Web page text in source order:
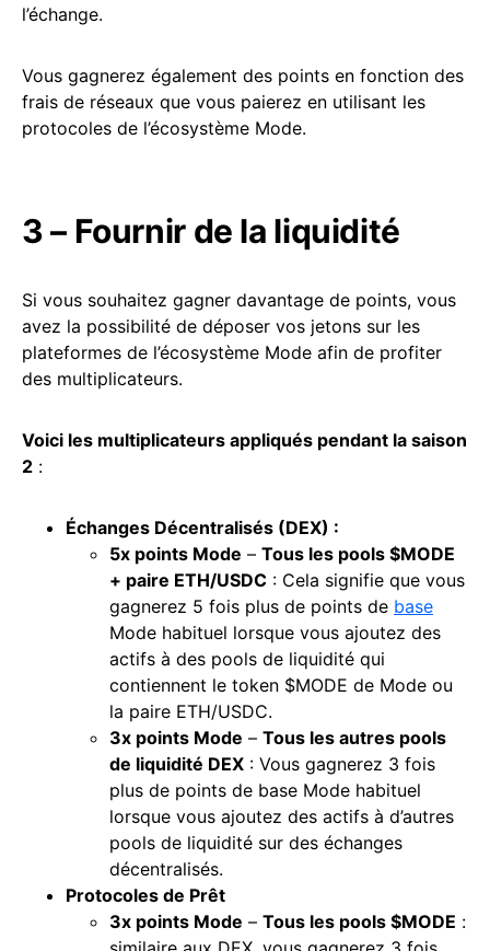
l’échange.
Vous gagnerez également des points en fonction des
frais de réseaux que vous paierez en utilisant les
protocoles de l’écosystème Mode.
3 – Fournir de la liquidité
Si vous souhaitez gagner davantage de points, vous
avez la possibilité de déposer vos jetons sur les
plateformes de l’écosystème Mode afin de profiter
des multiplicateurs.
Voici les multiplicateurs appliqués pendant la saison
2 :
Échanges Décentralisés (DEX) :
5x points Mode – Tous les pools $MODE
+ paire ETH/USDC : Cela signifie que vous
gagnerez 5 fois plus de points de base
Mode habituel lorsque vous ajoutez des
actifs à des pools de liquidité qui
contiennent le token $MODE de Mode ou
la paire ETH/USDC.
3x points Mode – Tous les autres pools
de liquidité DEX : Vous gagnerez 3 fois
plus de points de base Mode habituel
lorsque vous ajoutez des actifs à d’autres
pools de liquidité sur des échanges
décentralisés.
Protocoles de Prêt
3x points Mode – Tous les pools $MODE :